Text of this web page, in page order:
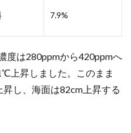
7.9%
度は280ppmから420ppmへ
上昇しました。このまま
し、海面は82cm上昇する